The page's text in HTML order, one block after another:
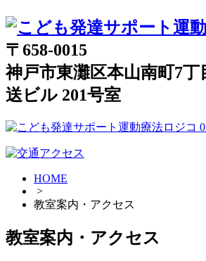
〒658-0015
神戸市東灘区本山南町7丁
送ビル 201号室
HOME
>
教室案内・アクセス
教室案内・アクセス